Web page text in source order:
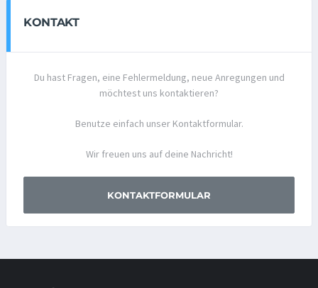
KONTAKT
Du hast Fragen, eine Fehlermeldung, neue Anregungen und
möchtest uns kontaktieren?
Benutze einfach unser Kontaktformular.
Wir freuen uns auf deine Nachricht!
KONTAKTFORMULAR